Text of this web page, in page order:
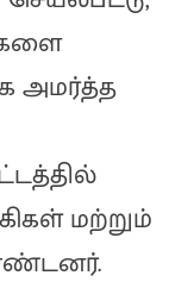
அமர்த்த
மற்றும்